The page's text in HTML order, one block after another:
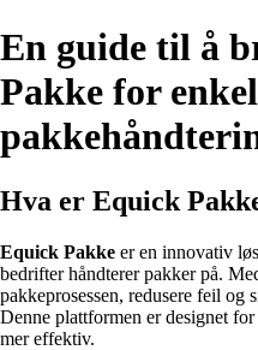
En guide til å
Pakke for
Hva er Equick
Equick Pakke er en innovativ
bedrifter håndterer pakker på.
pakkeprosessen, redusere feil og
Denne plattformen er designet
mer effektiv.